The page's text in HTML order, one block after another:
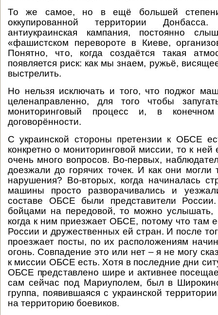
То же самое, но в ещё большей
оккупированной территории
антиукраинская кампания, постоянно
«фашистском перевороте в Киеве,
Понятно, что, когда создаётся такая
появляется риск: как мы знаем, ружьё,
выстрелить.
Но нельзя исключать и того, что поджог
целенаправленно, для того чтобы
мониторинговый процесс и, в
договорённости.
С украинской стороны претензии к ОБСЕ
конкретно о мониторинговой миссии, то к
очень много вопросов. Во-первых,
доезжали до горячих точек. И как они могли
нарушения? Во-вторых, когда начиналась
машины просто разворачивались и
составе ОБСЕ были представители
бойцами на передовой, то можно услышать,
когда к ним приезжает ОБСЕ, потому что там
России и дружественных ей стран. И после
проезжает посты, по их расположениям
огонь. Совпадение это или нет – я не могу
к миссии ОБСЕ есть. Хотя в последние дни
ОБСЕ представлено шире и активнее
сам сейчас под Мариуполем, был в
группа, появившаяся с украинской
на территорию боевиков.